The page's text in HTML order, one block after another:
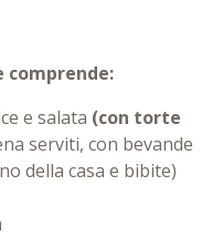
comprende:
e salata (con torte
serviti, con bevande
della casa e bibite)